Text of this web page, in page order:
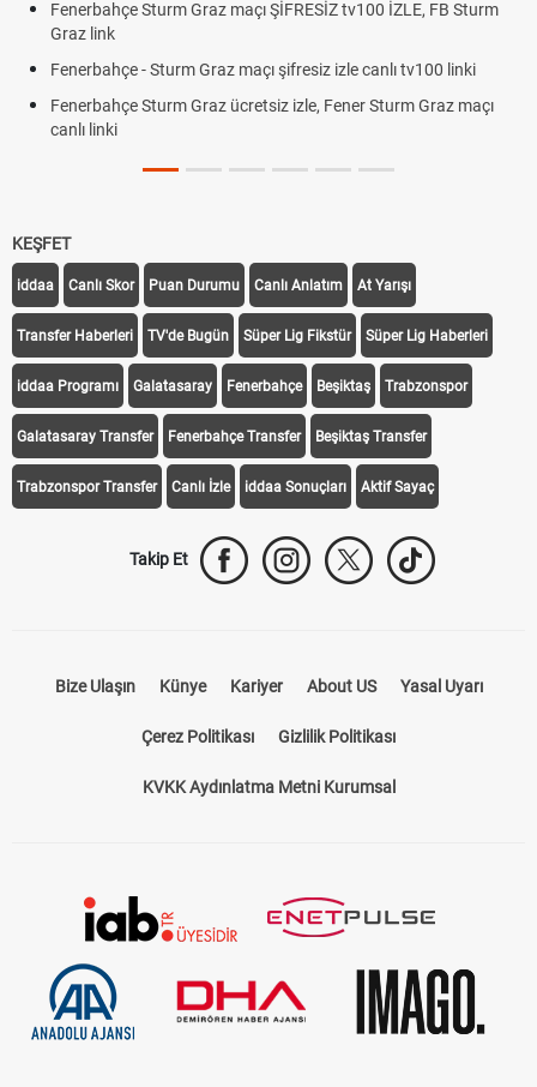
12. Yargı Paketi Resmî Gazete'de Yayımlandı mı? 2026 Son
Rövanşı Saat Kaçta, Hangi Kanalda?
Off Tarihi Belli Oldu
KEŞFET
iddaa Canlı Skor Puan Durumu Canlı Anlatım At Yarışı
Transfer Haberleri TV'de Bugün Süper Lig Fikstür Süper Lig Haberleri
iddaa Programı Galatasaray Fenerbahçe Beşiktaş Trabzonspor
Galatasaray Transfer Fenerbahçe Transfer Beşiktaş Transfer
Canlı İzle iddaa Sonuçları Aktif Sayaç
Künye Kariyer About US
Çerez Politikası Gizlilik Politikası